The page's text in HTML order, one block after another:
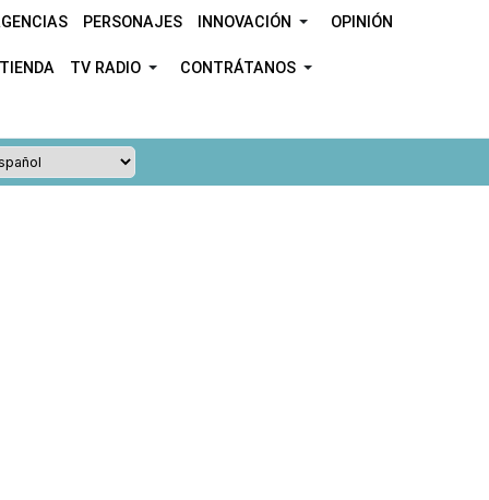
PERSONAJES INNOVACIÓN OPINIÓN
TIENDA TV RADIO CONTRÁTANOS